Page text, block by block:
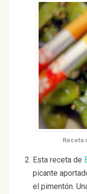
Receta
Esta receta de
picante
el pimentón.